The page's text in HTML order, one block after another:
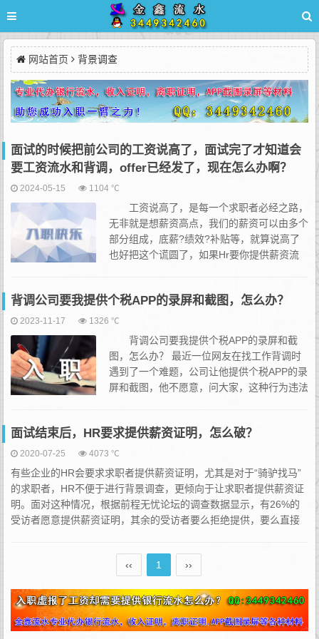
网站首页 背景调查
面试的时候把前公司的工资说高了，面试完了才知道会
要工资流水和背调，offer已经发了，现在怎么办啊？
2024-05-15 1104 ℃
工资说高了，是每一个求职者必经之路，
无非就是想薪资高点，我们的薪资可以由多个
部分组成，底薪?绩效?补贴等，就算说高了
也好把这个谎圆了，如果Hr要你提供薪资流
去...
背调公司要我提供个税APP的录屏和截图，怎么办？
2023-11-17 1326 ℃
背调公司要我提供个税APP的录屏和截
图，怎么办？ 最近一位网友在找工作背调时
遇到了一个难题，公司让他提供个税APP的录
屏和截图，他不愿意，问大家，这种行为违法
面试结束后，HR要求提供薪资证明，怎么破？
2020-07-25 4073 ℃
有些企业的HR会要求求职者提供薪资证明，尤其是对于“骑驴找马”
的求职者，HR不便于进行背景调查，更倾向于让求职者提供薪资证
明。面对这种情况，根据前程无忧论坛的调查数据显示，有26%的
受访者愿意提供薪资证明，其余的受访者要么拒绝提供，要么直接
么做呢？以下方法仅供参考：1.面试时HR要求提供上家薪资证明在
HR询问你的期望薪资以后，在HR要求你...
‹‹ 1 ››